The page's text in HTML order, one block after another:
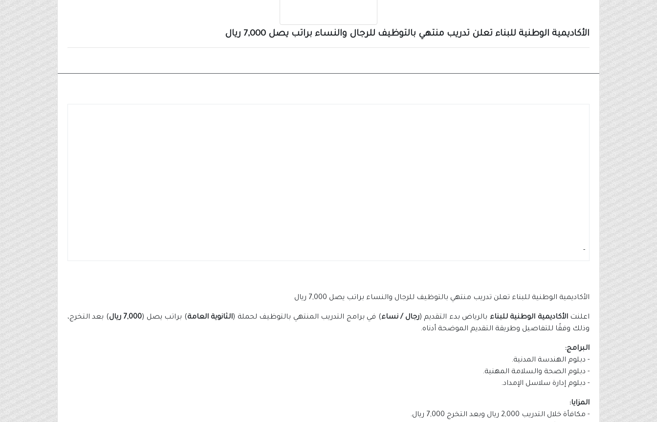
الأكاديمية الوطنية للبناء تعلن تدريب منتهي بالتوظيف للرجال والنساء براتب يصل 7,000 ريال
-
الأكاديمية الوطنية للبناء تعلن تدريب منتهي بالتوظيف للرجال والنساء براتب يصل 7,000 ريال
اعلنتالأكاديمية الوطنية للبناء بالرياض بدء التقديم (رجال / نساء) في برامج التدريب المنتهي بالتوظيف لحملة (الثانوية العامة) براتب يصل (7,000 ريال
) بعد التخرج،
وذلك وفقًا للتفاصيل وطريقة التقديم الموضحة أدناه.
البرامج:
- دبلوم الهندسة المدنية.
- دبلوم الصحة والسلامة المهنية.
- دبلوم إدارة سلاسل الإمداد.
المزايا:
- مكافأة خلال التدريب 2,000 ريال وبعد التخرج 7,000 ريال.